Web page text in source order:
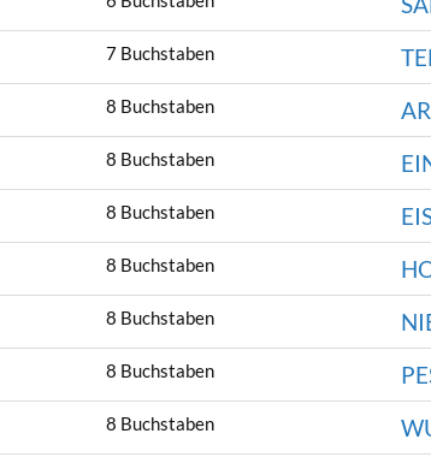
7 Buchstaben
8 Buchstaben
8 Buchstaben
8 Buchstaben
8 Buchstaben
8 Buchstaben
8 Buchstaben
8 Buchstaben